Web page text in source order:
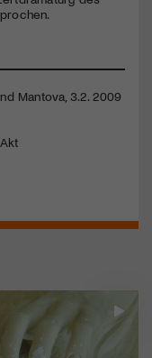
Mantova, 3.2. 2009